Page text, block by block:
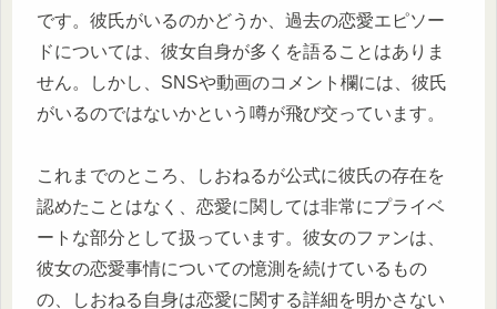
です。彼氏がいるのかどうか、過去の恋愛エピソー
ドについては、彼女自身が多くを語ることはありま
せん。しかし、SNSや動画のコメント欄には、彼氏
がいるのではないかという噂が飛び交っています。
これまでのところ、しおねるが公式に彼氏の存在を
認めたことはなく、恋愛に関しては非常にプライベ
ートな部分として扱っています。彼女のファンは、
彼女の恋愛事情についての憶測を続けているもの
の、しおねる自身は恋愛に関する詳細を明かさない